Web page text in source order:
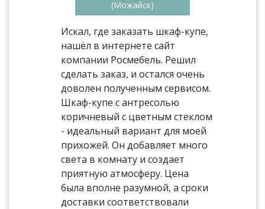
(Можайск)
Искал, где заказать шкаф-купе,
нашёл в интернете сайт
компании Росмебель. Решил
сделать заказ, и остался очень
доволен полученным сервисом.
Шкаф-купе с антресолью
коричневый с цветным стеклом
- идеальный вариант для моей
прихожей. Он добавляет много
света в комнату и создает
приятную атмосферу. Цена
была вполне разумной, а сроки
доставки соответствовали